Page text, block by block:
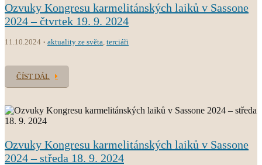
Ozvuky Kongresu karmelitánských laiků v Sassone
2024 – čtvrtek 19. 9. 2024
11.10.2024 aktuality ze světa terciáři
ČÍST DÁL
Ozvuky Kongresu karmelitánských laiků v Sassone
2024 – středa 18. 9. 2024